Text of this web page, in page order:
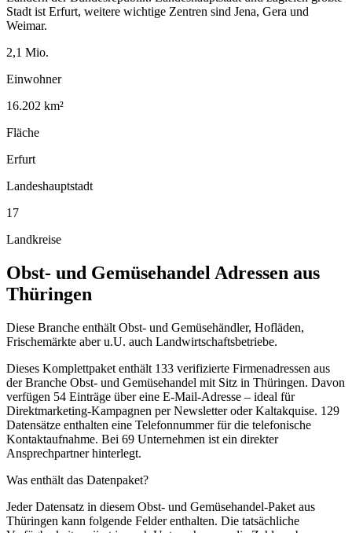
Stadt ist Erfurt, weitere wichtige Zentren sind Jena, Gera und
Weimar.
2,1 Mio.
Einwohner
16.202 km²
Fläche
Erfurt
Landeshauptstadt
17
Landkreise
Obst- und Gemüsehandel Adressen aus
Thüringen
Diese Branche enthält Obst- und Gemüsehändler, Hofläden,
Frischemärkte aber u.U. auch Landwirtschaftsbetriebe.
Dieses Komplettpaket enthält 133 verifizierte Firmenadressen aus
der Branche Obst- und Gemüsehandel mit Sitz in Thüringen. Davon
verfügen 54 Einträge über eine E-Mail-Adresse – ideal für
Direktmarketing-Kampagnen per Newsletter oder Kaltakquise. 129
Datensätze enthalten eine Telefonnummer für die telefonische
Kontaktaufnahme. Bei 69 Unternehmen ist ein direkter
Ansprechpartner hinterlegt.
Was enthält das Datenpaket?
Jeder Datensatz in diesem Obst- und Gemüsehandel-Paket aus
Thüringen kann folgende Felder enthalten. Die tatsächliche